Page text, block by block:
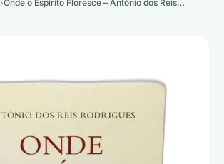
›Onde o Espírito Floresce – António dos Reis…